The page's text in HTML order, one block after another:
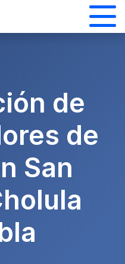
de
de
San